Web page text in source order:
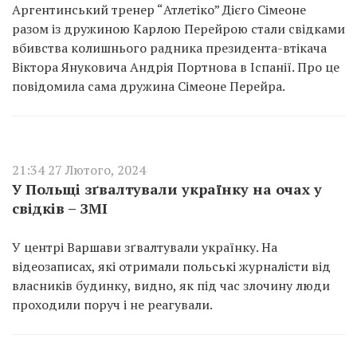
Аргентинський тренер “Атлетіко” Дієго Сімеоне
разом із дружиною Карлою Перейрою стали свідками
вбивства колишнього радника президента-втікача
Віктора Януковича Андрія Портнова в Іспанії. Про це
повідомила сама дружина Сімеоне Перейра.
21:34 27 Лютого, 2024
У Польщі зґвалтували українку на очах у
свідків – ЗМІ
У центрі Варшави зґвалтували українку. На
відеозаписах, які отримали польські журналісти від
власників будинку, видно, як під час злочину люди
проходили поруч і не реагували.